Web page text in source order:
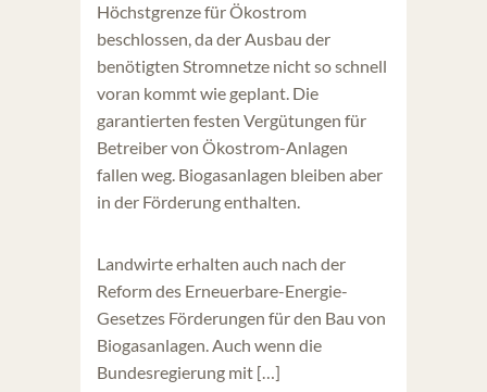
Höchstgrenze für Ökostrom
beschlossen, da der Ausbau der
benötigten Stromnetze nicht so schnell
voran kommt wie geplant. Die
garantierten festen Vergütungen für
Betreiber von Ökostrom-Anlagen
fallen weg. Biogasanlagen bleiben aber
in der Förderung enthalten.
Landwirte erhalten auch nach der
Reform des Erneuerbare-Energie-
Gesetzes Förderungen für den Bau von
Biogasanlagen. Auch wenn die
Bundesregierung mit […]